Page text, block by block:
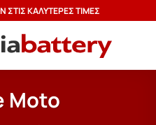
ΣΤΙΣ ΚΑΛΥΤΕΡΕΣ ΤΙΜΕΣ
Moto